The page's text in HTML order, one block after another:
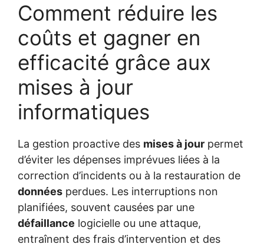
Comment réduire les
coûts et gagner en
efficacité grâce aux
mises à jour
informatiques
La gestion proactive des mises à jour permet
d’éviter les dépenses imprévues liées à la
correction d’incidents ou à la restauration de
données perdues. Les interruptions non
planifiées, souvent causées par une
défaillance logicielle ou une attaque,
entraînent des frais d’intervention et des